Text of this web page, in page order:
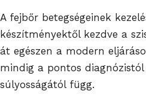
A fejbőr betegségeinek
készítményektől kezdve a
át egészen a modern
mindig a pontos
súlyosságától függ.